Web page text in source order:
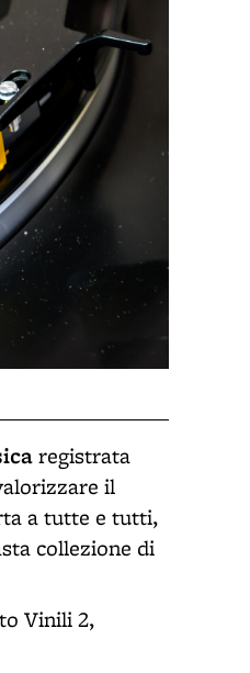
registrata
il
a tutte e tutti,
collezione di
Vinili 2,